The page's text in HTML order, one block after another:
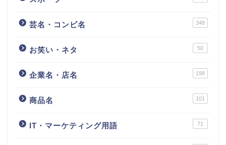
芸名・コンビ名 348
お笑い・ネタ 50
企業名・店名 198
商品名 101
IT・マーケティング用語 71